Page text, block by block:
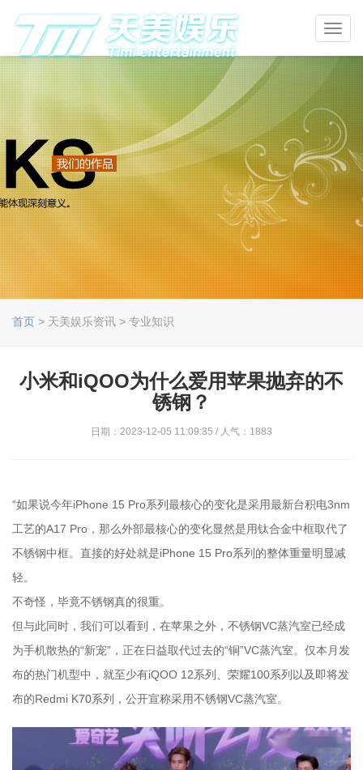
首页 > 天美娱乐资讯 > 专业知识
小米和iQOO为什么爱用苹果抛弃的不
锈钢？
日期：2023-12-05 11:09:35 / 人气：1883
“如果说今年iPhone 15 Pro系列最核心的变化是采用最新台积电3nm
工艺的A17 Pro，那么外部最核心的变化显然是用钛合金中框取代了
不锈钢中框。直接的好处就是iPhone 15 Pro系列的整体重量明显减
轻。
不奇怪，毕竟不锈钢真的很重。
但与此同时，我们可以看到，在苹果之外，不锈钢VC蒸汽室已经成
为手机散热的“新宠”，正在日益取代过去的“铜”VC蒸汽室。仅本月发
布的热门机型中，就至少有iQOO 12系列、荣耀100系列以及即将发
布的Redmi K70系列，公开宣称采用不锈钢VC蒸汽室。